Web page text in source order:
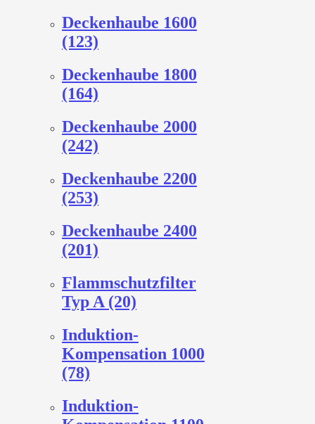
Deckenhaube 1600
(123)
Deckenhaube 1800
(164)
Deckenhaube 2000
(242)
Deckenhaube 2200
(253)
Deckenhaube 2400
(201)
Flammschutzfilter
Typ A (20)
Induktion-
Kompensation 1000
(78)
Induktion-